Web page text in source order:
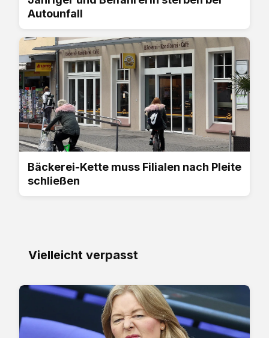
Autounfall
Bäckerei-Kette muss Filialen nach Pleite
schließen
Vielleicht verpasst